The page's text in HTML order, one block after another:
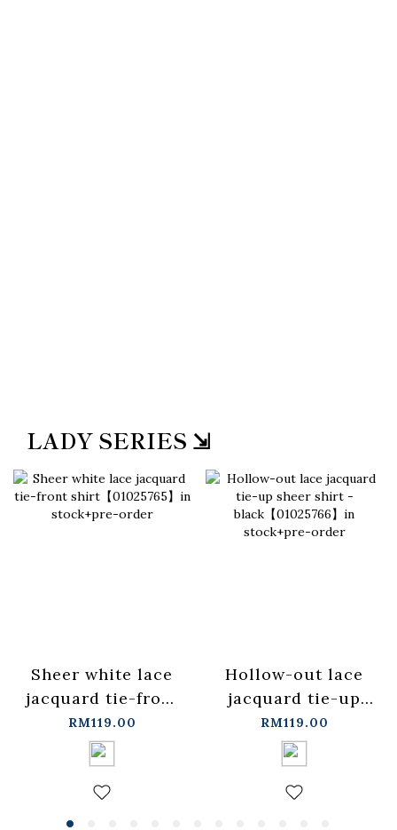
LADY SERIES ⇲
Sheer white lace
jacquard tie-front
shirt【01025765】
in stock+pre-order
RM119.00
Hollow-out lace
jacquard tie-up
sheer shirt -
black【01025766】
in stock+pre-order
RM119.00